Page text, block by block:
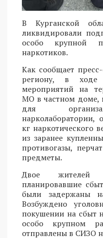
В Курганской
ликвидировали
особо крупной
наркотиков.
Как сообщает
региону, в ходе
мероприятий на
МО в частном доме,
для
нарколаборатории,
кг наркотического
из заранее
противогазы,
предметы.
Двое жителей
планировавшие
были задержаны
Возбуждено
покушении на сбыт
особо крупном
отправлены в СИЗО